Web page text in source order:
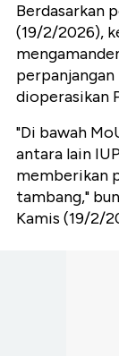
Berdasarkan
(19/2/2026),
dioperasikan
"Di bawah
antara lain
memberikan
tambang,"
Kamis (19/2/